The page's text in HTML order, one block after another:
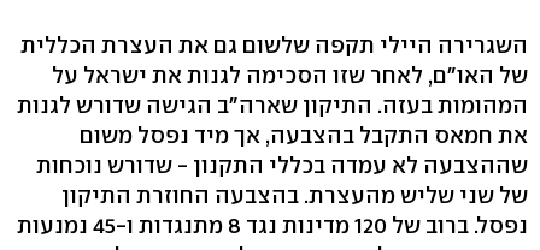
השגרירה היילי תקפה שלשום גם את העצרת הכללית
של האו"ם, לאחר שזו הסכימה לגנות את ישראל על
המהומות בעזה. התיקון שארה"ב הגישה שדורש לגנות
את חמאס התקבל בהצבעה, אך מיד נפסל משום
שההצבעה לא עמדה בכללי התקנון - שדורש נוכחות
של שני שליש מהעצרת. בהצבעה החוזרת התיקון
נפסל. ברוב של 120 מדינות נגד 8 מתנגדות ו-45 נמנעות